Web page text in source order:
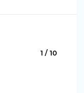
1 / 10